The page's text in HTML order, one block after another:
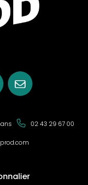
pour l'utilisateur
sensibles
l'énergie au talon et
à la pénétration et à
02 43 29 67 00